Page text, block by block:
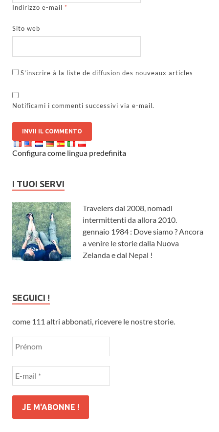
Indirizzo e-mail *
Sito web
S'inscrire à la liste de diffusion des nouveaux articles
Notificami i commenti successivi via e-mail.
Configura come lingua predefinita
I TUOI SERVI
Travelers dal 2008, nomadi
intermittenti da allora 2010.
gennaio 1984 : Dove siamo ? Ancora
a venire le storie dalla Nuova
Zelanda e dal Nepal !
SEGUICI !
come 111 altri abbonati, ricevere le nostre storie.